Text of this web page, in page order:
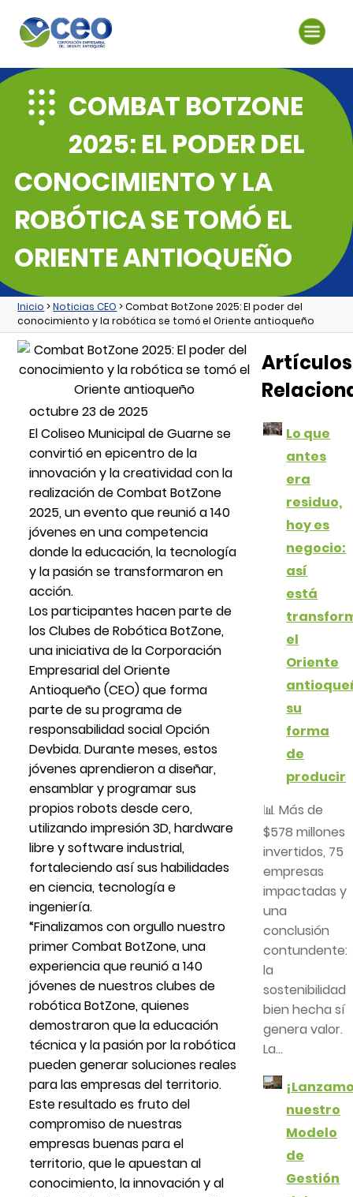
COMBAT BOTZONE
2025: EL PODER DEL
CONOCIMIENTO Y LA
ROBÓTICA SE TOMÓ EL
ORIENTE ANTIOQUEÑO
Inicio >Noticias CEO > Combat BotZone 2025: El poder del
conocimiento y la robótica se tomó el Oriente antioqueño
octubre 23 de 2025
El Coliseo Municipal de Guarne se
convirtió en epicentro de la
innovación y la creatividad con la
realización de Combat BotZone
2025, un evento que reunió a 140
jóvenes en una competencia
donde la educación, la tecnología
y la pasión se transformaron en
acción.
Los participantes hacen parte de
los Clubes de Robótica BotZone,
una iniciativa de la Corporación
Empresarial del Oriente
Antioqueño (CEO) que forma
parte de su programa de
responsabilidad social Opción
Devbida. Durante meses, estos
jóvenes aprendieron a diseñar,
ensamblar y programar sus
propios robots desde cero,
utilizando impresión 3D, hardware
libre y software industrial,
fortaleciendo así sus habilidades
en ciencia, tecnología e
ingeniería.
“Finalizamos con orgullo nuestro
primer Combat BotZone, una
experiencia que reunió a 140
jóvenes de nuestros clubes de
robótica BotZone, quienes
demostraron que la educación
técnica y la pasión por la robótica
pueden generar soluciones reales
para las empresas del territorio.
Este resultado es fruto del
compromiso de nuestras
empresas buenas para el
territorio, que le apuestan al
conocimiento, la innovación y al
Artículos
Lo que
antes
era
residuo,
hoy es
negocio:
así
está
el
Oriente
su
forma
de
producir
📊 Más de
$578 millones
invertidos, 75
empresas
impactadas y
una
conclusión
contundente:
la
sostenibilidad
bien hecha sí
genera valor.
La...
nuestro
Modelo
de
Gestión